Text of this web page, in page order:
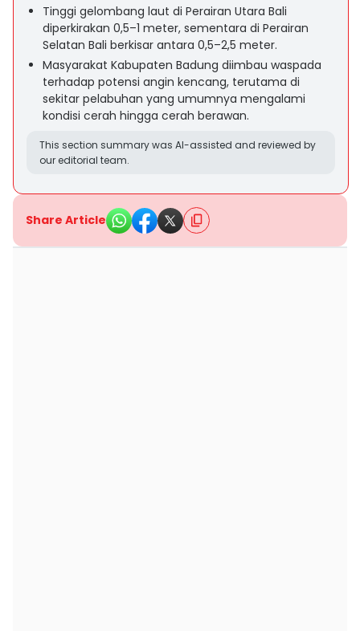
Tinggi gelombang laut di Perairan Utara Bali
diperkirakan 0,5–1 meter, sementara di Perairan
Selatan Bali berkisar antara 0,5–2,5 meter.
Masyarakat Kabupaten Badung diimbau waspada
terhadap potensi angin kencang, terutama di
sekitar pelabuhan yang umumnya mengalami
kondisi cerah hingga cerah berawan.
This section summary was AI-assisted and reviewed by
our editorial team.
Share Article